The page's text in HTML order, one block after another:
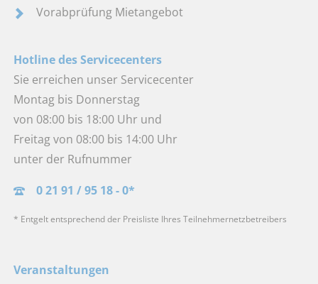
Vorabprüfung Mietangebot
Hotline des Servicecenters
Sie erreichen unser Servicecenter
Montag bis Donnerstag
von 08:00 bis 18:00 Uhr und
Freitag von 08:00 bis 14:00 Uhr
unter der Rufnummer
0 21 91 / 95 18 - 0*
* Entgelt entsprechend der Preisliste Ihres Teilnehmernetzbetreibers
Veranstaltungen